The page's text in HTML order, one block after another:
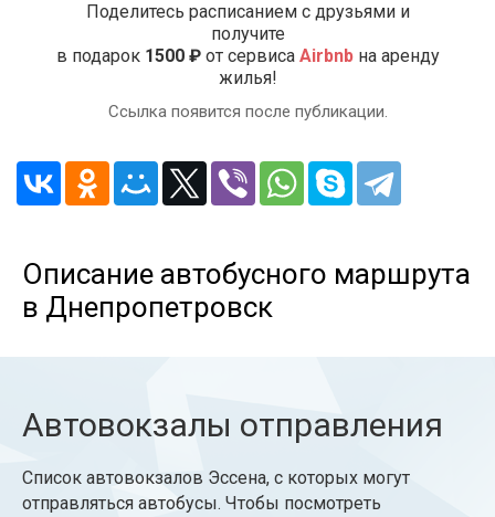
Поделитесь расписанием с друзьями и
получите
в подарок 1500 ₽от сервиса Airbnbна аренду
жилья!
Ссылка появится после публикации.
Описание автобусного маршрута
в Днепропетровск
Автовокзалы отправления
Список автовокзалов Эссена, с которых могут
отправляться автобусы. Чтобы посмотреть